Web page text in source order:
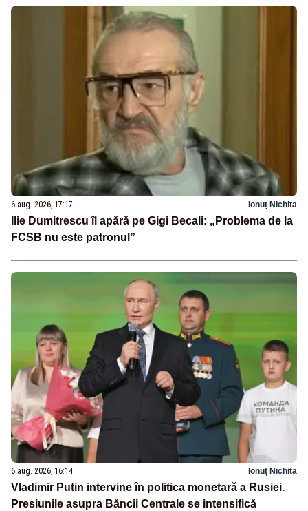
6 aug. 2026, 17:17 Ionuț Nichita
Ilie Dumitrescu îl apără pe Gigi Becali: „Problema de la
FCSB nu este patronul”
6 aug. 2026, 16:14 Ionuț Nichita
Vladimir Putin intervine în politica monetară a Rusiei.
Presiunile asupra Băncii Centrale se intensifică